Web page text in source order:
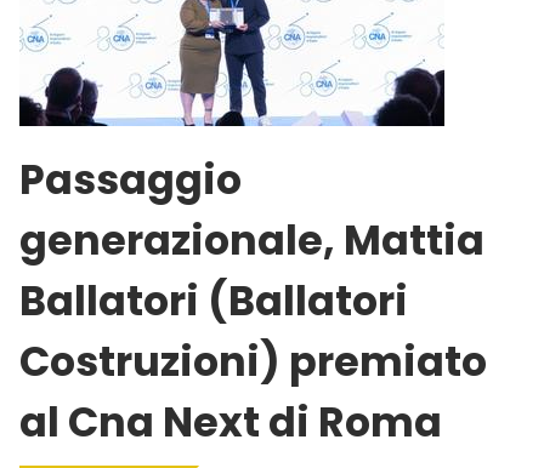
Passaggio
generazionale, Mattia
Ballatori (Ballatori
Costruzioni) premiato
al Cna Next di Roma